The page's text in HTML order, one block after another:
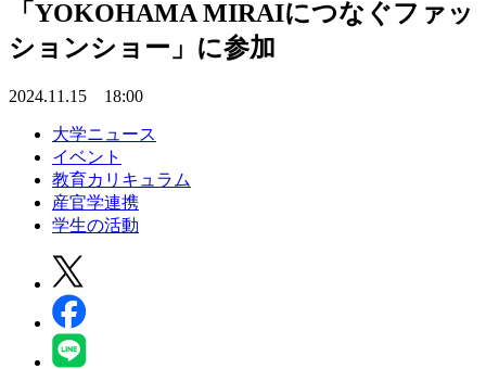
「YOKOHAMA MIRAIにつなぐファッ
ションショー」に参加
2024.11.15 18:00
大学ニュース
イベント
教育カリキュラム
産官学連携
学生の活動